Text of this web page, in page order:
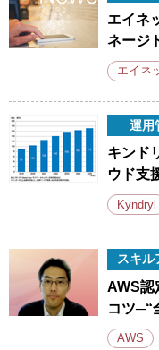
エイネ
ネージ
エイネ
運用
キンド
ウド支
Kyndryl
スキル
AWS認
コツ─“
AWS